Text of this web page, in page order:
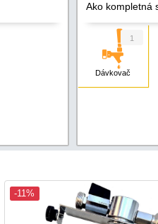
Ako kompletná
Dávkovač
1
-11%